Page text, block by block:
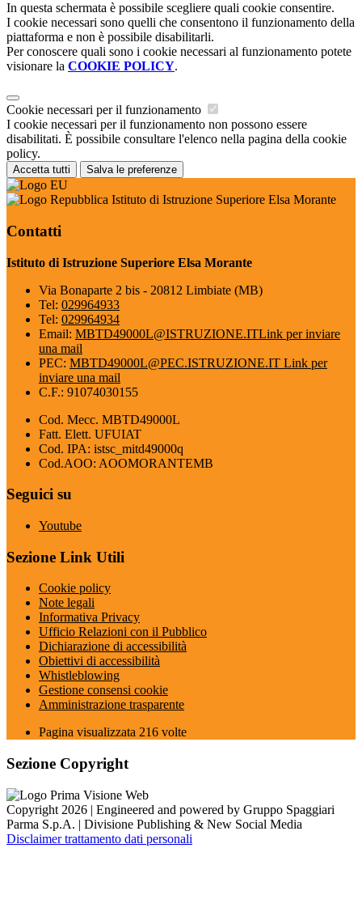
In questa schermata è possibile scegliere quali cookie consentire.
I cookie necessari sono quelli che consentono il funzionamento della
piattaforma e non è possibile disabilitarli.
Per conoscere quali sono i cookie necessari al funzionamento potete
visionare la COOKIE POLICY.
Cookie necessari per il funzionamento
I cookie necessari per il funzionamento non possono essere
disabilitati. È possibile consultare l'elenco nella pagina della cookie
policy.
Accetta tutti Salva le preferenze
Istituto di Istruzione Superiore Elsa Morante
Contatti
Istituto di Istruzione Superiore Elsa Morante
Via Bonaparte 2 bis - 20812 Limbiate (MB)
Tel: 029964933
Tel: 029964934
Email: MBTD49000L@ISTRUZIONE.ITLink per inviare
una mail
PEC: MBTD49000L@PEC.ISTRUZIONE.IT Link per
inviare una mail
C.F.: 91074030155
Cod. Mecc. MBTD49000L
Fatt. Elett. UFUIAT
Cod. IPA: istsc_mitd49000q
Cod.AOO: AOOMORANTEMB
Seguici su
Youtube
Sezione Link Utili
Cookie policy
Note legali
Informativa Privacy
Ufficio Relazioni con il Pubblico
Dichiarazione di accessibilità
Obiettivi di accessibilità
Whistleblowing
Gestione consensi cookie
Amministrazione trasparente
Pagina visualizzata 216 volte
Sezione Copyright
Copyright 2026 | Engineered and powered by Gruppo Spaggiari
Parma S.p.A. | Divisione Publishing & New Social Media
Disclaimer trattamento dati personali